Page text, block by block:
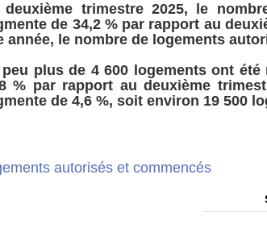
deuxième trimestre 2025, le
de 34,2 % par rapport au
année, le nombre de logements
peu plus de 4 600 logements ont
% par rapport au deuxième
de 4,6 %, soit environ 19 500
autorisés et commencés